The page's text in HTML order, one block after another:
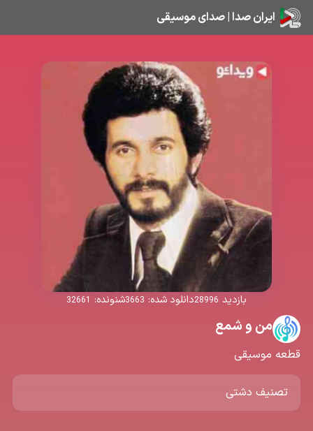
ایران صدا | صدای موسیقی
بازدید 28996دانلود شده: 3663شنونده: 32661
من و شمع
قطعه موسیقی
تصنیف دشتی